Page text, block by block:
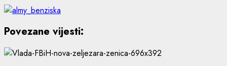
Povezane vijesti: